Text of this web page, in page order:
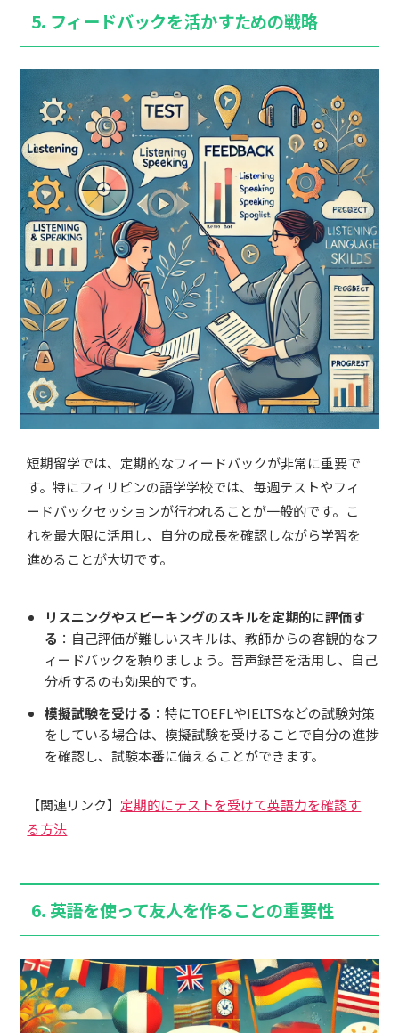
5. フィードバックを活かすための戦略
短期留学では、定期的なフィードバックが非常に重要で
す。特にフィリピンの語学学校では、毎週テストやフィ
ードバックセッションが行われることが一般的です。こ
れを最大限に活用し、自分の成長を確認しながら学習を
進めることが大切です。
リスニングやスピーキングのスキルを定期的に評価す
る ：自己評価が難しいスキルは、教師からの客観的なフ
ィードバックを頼りましょう。音声録音を活用し、自己
分析するのも効果的です。
模擬試験を受ける ：特にTOEFLやIELTSなどの試験対策
をしている場合は、模擬試験を受けることで自分の進捗
を確認し、試験本番に備えることができます。
【関連リンク】 定期的にテストを受けて英語力を確認す
る方法
6.英語を使って友人を作ることの重要性